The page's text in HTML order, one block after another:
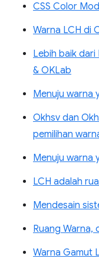
CSS Color
Warna LCH di
Lebih baik dari
& OKLab
Menuju warna
Okhsv dan
pemilihan
Menuju warna
LCH adalah
Mendesain
Ruang Warna,
Warna Gamut